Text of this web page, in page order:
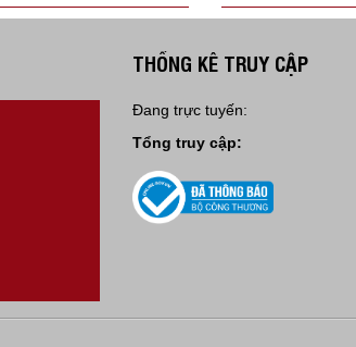
THỐNG KÊ TRUY CẬP
Đang trực tuyến:
Tổng truy cập: